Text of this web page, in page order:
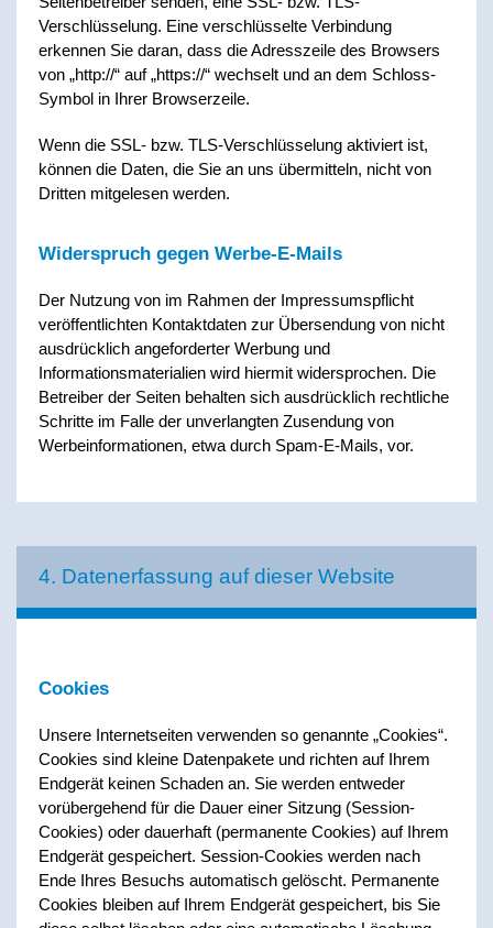
Verschlüsselung. Eine verschlüsselte Verbindung
erkennen Sie daran, dass die Adresszeile des Browsers
von „http://“ auf „https://“ wechselt und an dem Schloss-
Symbol in Ihrer Browserzeile.
Wenn die SSL- bzw. TLS-Verschlüsselung aktiviert ist,
können die Daten, die Sie an uns übermitteln, nicht von
Dritten mitgelesen werden.
Widerspruch gegen Werbe-E-Mails
Der Nutzung von im Rahmen der Impressumspflicht
veröffentlichten Kontaktdaten zur Übersendung von nicht
ausdrücklich angeforderter Werbung und
Informationsmaterialien wird hiermit widersprochen. Die
Betreiber der Seiten behalten sich ausdrücklich rechtliche
Schritte im Falle der unverlangten Zusendung von
Werbeinformationen, etwa durch Spam-E-Mails, vor.
4. Datenerfassung auf dieser Website
Cookies
Unsere Internetseiten verwenden so genannte „Cookies“.
Cookies sind kleine Datenpakete und richten auf Ihrem
Endgerät keinen Schaden an. Sie werden entweder
vorübergehend für die Dauer einer Sitzung (Session-
Cookies) oder dauerhaft (permanente Cookies) auf Ihrem
Endgerät gespeichert. Session-Cookies werden nach
Ende Ihres Besuchs automatisch gelöscht. Permanente
Cookies bleiben auf Ihrem Endgerät gespeichert, bis Sie